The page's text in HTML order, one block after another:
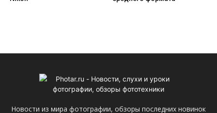
Новости из мира фотографии, обзоры последних новинок